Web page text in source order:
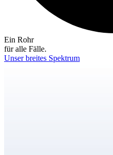
Ein Rohr
für alle Fälle.
Unser breites Spektrum